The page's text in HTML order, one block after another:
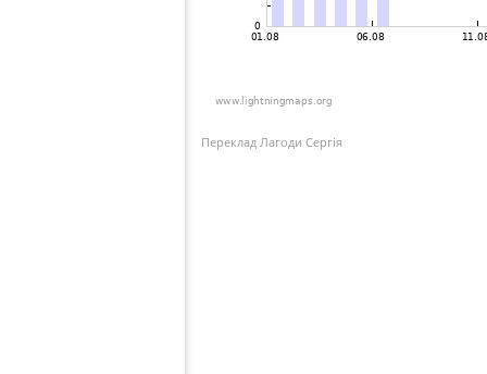
Переклад Лагоди Сергія